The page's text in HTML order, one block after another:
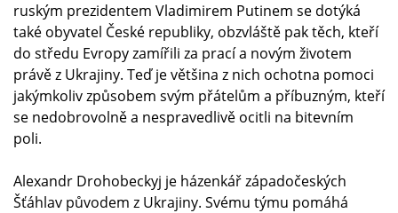
ruským prezidentem Vladimirem Putinem se dotýká
také obyvatel České republiky, obzvláště pak těch, kteří
do středu Evropy zamířili za prací a novým životem
právě z Ukrajiny. Teď je většina z nich ochotna pomoci
jakýmkoliv způsobem svým přátelům a příbuzným, kteří
se nedobrovolně a nespravedlivě ocitli na bitevním
poli.
Alexandr Drohobeckyj je házenkář západočeských
Šťáhlav původem z Ukrajiny. Svému týmu pomáhá